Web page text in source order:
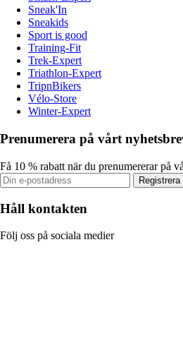
Sneak'In
Sneakids
Sport is good
Training-Fit
Trek-Expert
Triathlon-Expert
TripnBikers
Vélo-Store
Winter-Expert
Prenumerera på vårt
Få 10 % rabatt när du prenumererar på
Registrera
Håll kontakten
Följ oss på sociala medier